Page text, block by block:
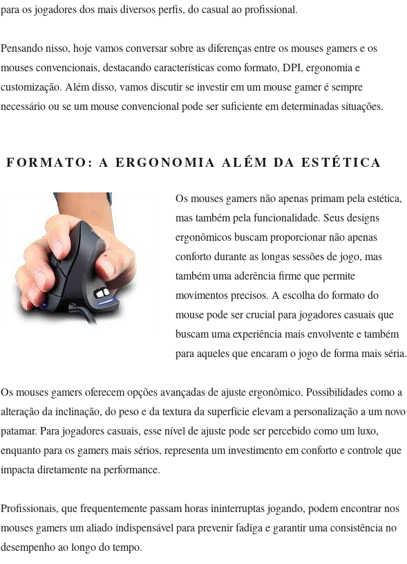
para os jogadores dos mais diversos perfis, do casual ao profissional.
Pensando nisso, hoje vamos conversar sobre as diferenças entre os mouses gamers e os
mouses convencionais, destacando características como formato, DPI, ergonomia e
customização. Além disso, vamos discutir se investir em um mouse gamer é sempre
necessário ou se um mouse convencional pode ser suficiente em determinadas situações.
FORMATO: A ERGONOMIA ALÉM DA ESTÉTICA
Os mouses gamers não apenas primam pela estética,
mas também pela funcionalidade. Seus designs
ergonômicos buscam proporcionar não apenas
conforto durante as longas sessões de jogo, mas
também uma aderência firme que permite
movimentos precisos. A escolha do formato do
mouse pode ser crucial para jogadores casuais que
buscam uma experiência mais envolvente e também
para aqueles que encaram o jogo de forma mais séria.
Os mouses gamers oferecem opções avançadas de ajuste ergonômico. Possibilidades como a
alteração da inclinação, do peso e da textura da superfície elevam a personalização a um novo
patamar. Para jogadores casuais, esse nível de ajuste pode ser percebido como um luxo,
enquanto para os gamers mais sérios, representa um investimento em conforto e controle que
impacta diretamente na performance.
Profissionais, que frequentemente passam horas ininterruptas jogando, podem encontrar nos
mouses gamers um aliado indispensável para prevenir fadiga e garantir uma consistência no
desempenho ao longo do tempo.